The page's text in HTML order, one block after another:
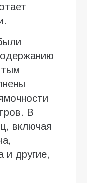
В
включая
и другие,